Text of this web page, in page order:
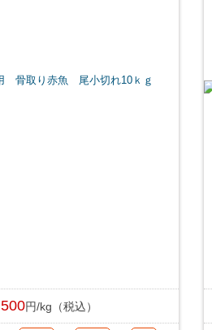
500円/kg（税込）